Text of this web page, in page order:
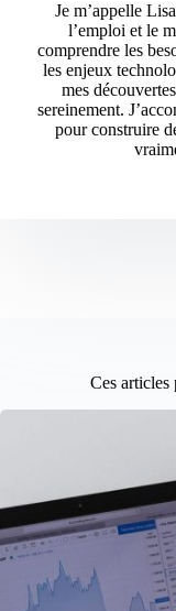
Je m’appelle
l’emploi et le
comprendre les
les enjeux
mes
sereinement.
pour construire
Ces articles